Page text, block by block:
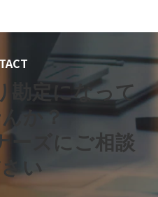
勘定になって
か？
ーズにご相談
い